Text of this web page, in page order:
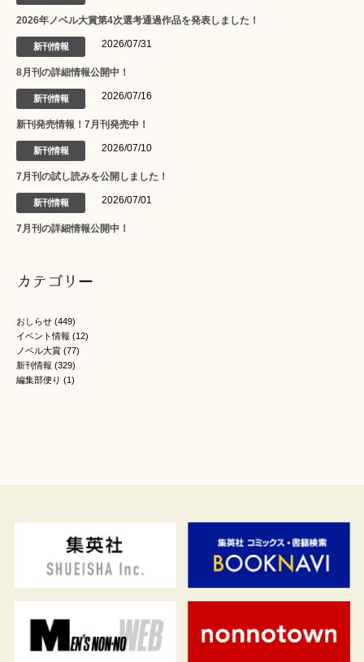
2026年ノベル大賞第4次選考通過作品を発表しました！
新刊情報 2026/07/31
8月刊の詳細情報公開中！
新刊情報 2026/07/16
新刊発売情報！7月刊発売中！
新刊情報 2026/07/10
7月刊の試し読みを公開しました！
新刊情報 2026/07/01
7月刊の詳細情報公開中！
カテゴリー
おしらせ (449)
イベント情報 (12)
ノベル大賞 (77)
新刊情報 (329)
編集部便り (1)